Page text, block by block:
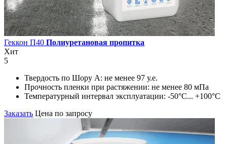
Геккон П40 Полиуретановая пропитка
Хит
5
Твердость по Шору А: не менее 97 у.е.
Прочность пленки при растяжении: не менее 80 мПа
Температурный интервал эксплуатации: -50°С... +100°С
Заказать Цена по запросу